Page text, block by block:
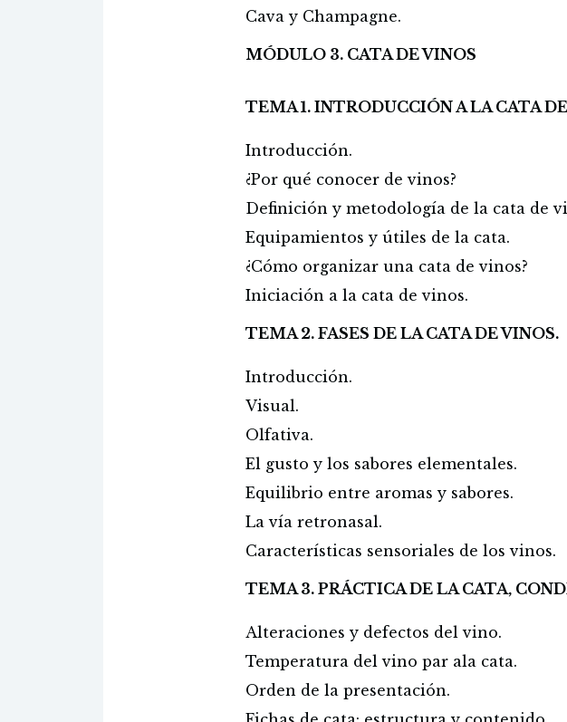
Cava y Champagne.
MÓDULO 3. CATA DE VINOS
TEMA 1. INTRODUCCIÓN A LA CATA
Introducción.
¿Por qué conocer de vinos?
Definición y metodología de la cata de
Equipamientos y útiles de la cata.
¿Cómo organizar una cata de vinos?
Iniciación a la cata de vinos.
TEMA 2. FASES DE LA CATA DE VINOS.
Introducción.
Visual.
Olfativa.
El gusto y los sabores elementales.
Equilibrio entre aromas y sabores.
La vía retronasal.
Características sensoriales de los vinos.
TEMA 3. PRÁCTICA DE LA CATA,
Alteraciones y defectos del vino.
Temperatura del vino par ala cata.
Orden de la presentación.